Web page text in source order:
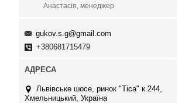
Анастасія, менеджер
gukov.s.g@gmail.com
+380681715479
Львівське шосе, ринок "Тіса" к.244,
Хмельницький, Україна